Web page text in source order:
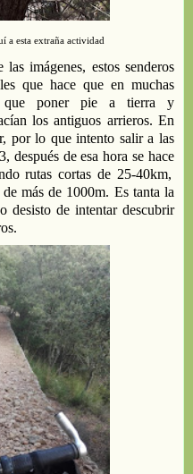
a esta extraña actividad
las imágenes, estos senderos
que hace que en muchas
que poner pie a tierra y
los antiguos arrieros.En
por lo que intento salir a las
despuésde esa hora se hace
rutas cortas de 25-40km,
más de 1000m. Es tanta la
desisto de intentar descubrir
.